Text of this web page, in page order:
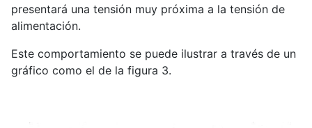
presentará una tensión muy próxima a la tensión de
alimentación.
Este comportamiento se puede ilustrar a través de un
gráfico como el de la figura 3.